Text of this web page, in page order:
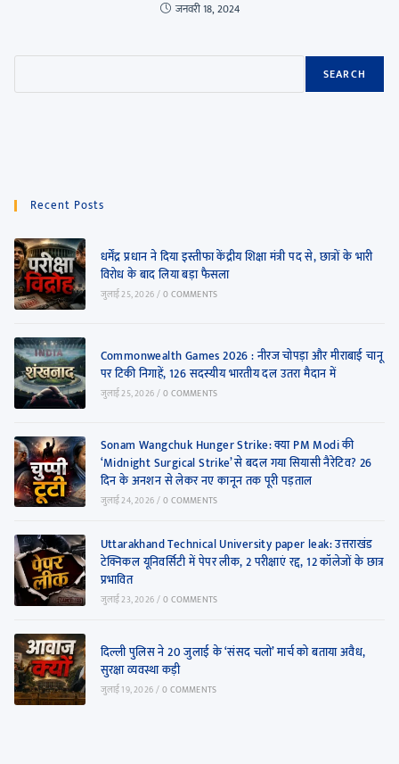
जनवरी 18, 2024
SEARCH
Recent Posts
धर्मेंद्र प्रधान ने दिया इस्तीफा केंद्रीय शिक्षा मंत्री पद से, छात्रों के भारी
विरोध के बाद लिया बड़ा फैसला
जुलाई 25, 2026/0 COMMENTS
Commonwealth Games 2026 : नीरज चोपड़ा और मीराबाई चानू
पर टिकी निगाहें, 126 सदस्यीय भारतीय दल उतरा मैदान में
जुलाई 25, 2026/0 COMMENTS
Sonam Wangchuk Hunger Strike: क्या PM Modi की
‘Midnight Surgical Strike’ से बदल गया सियासी नैरेटिव? 26
दिन के अनशन से लेकर नए कानून तक पूरी पड़ताल
जुलाई 24, 2026/0 COMMENTS
Uttarakhand Technical University paper leak: उत्तराखंड
टेक्निकल यूनिवर्सिटी में पेपर लीक, 2 परीक्षाएं रद्द, 12 कॉलेजों के छात्र
प्रभावित
जुलाई 23, 2026/0 COMMENTS
दिल्ली पुलिस ने 20 जुलाई के ‘संसद चलो’ मार्च को बताया अवैध,
सुरक्षा व्यवस्था कड़ी
जुलाई 19, 2026/0 COMMENTS